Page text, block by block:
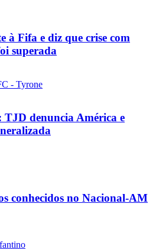
à Fifa e diz que crise com
superada
denuncia América e
conhecidos no Nacional-AM